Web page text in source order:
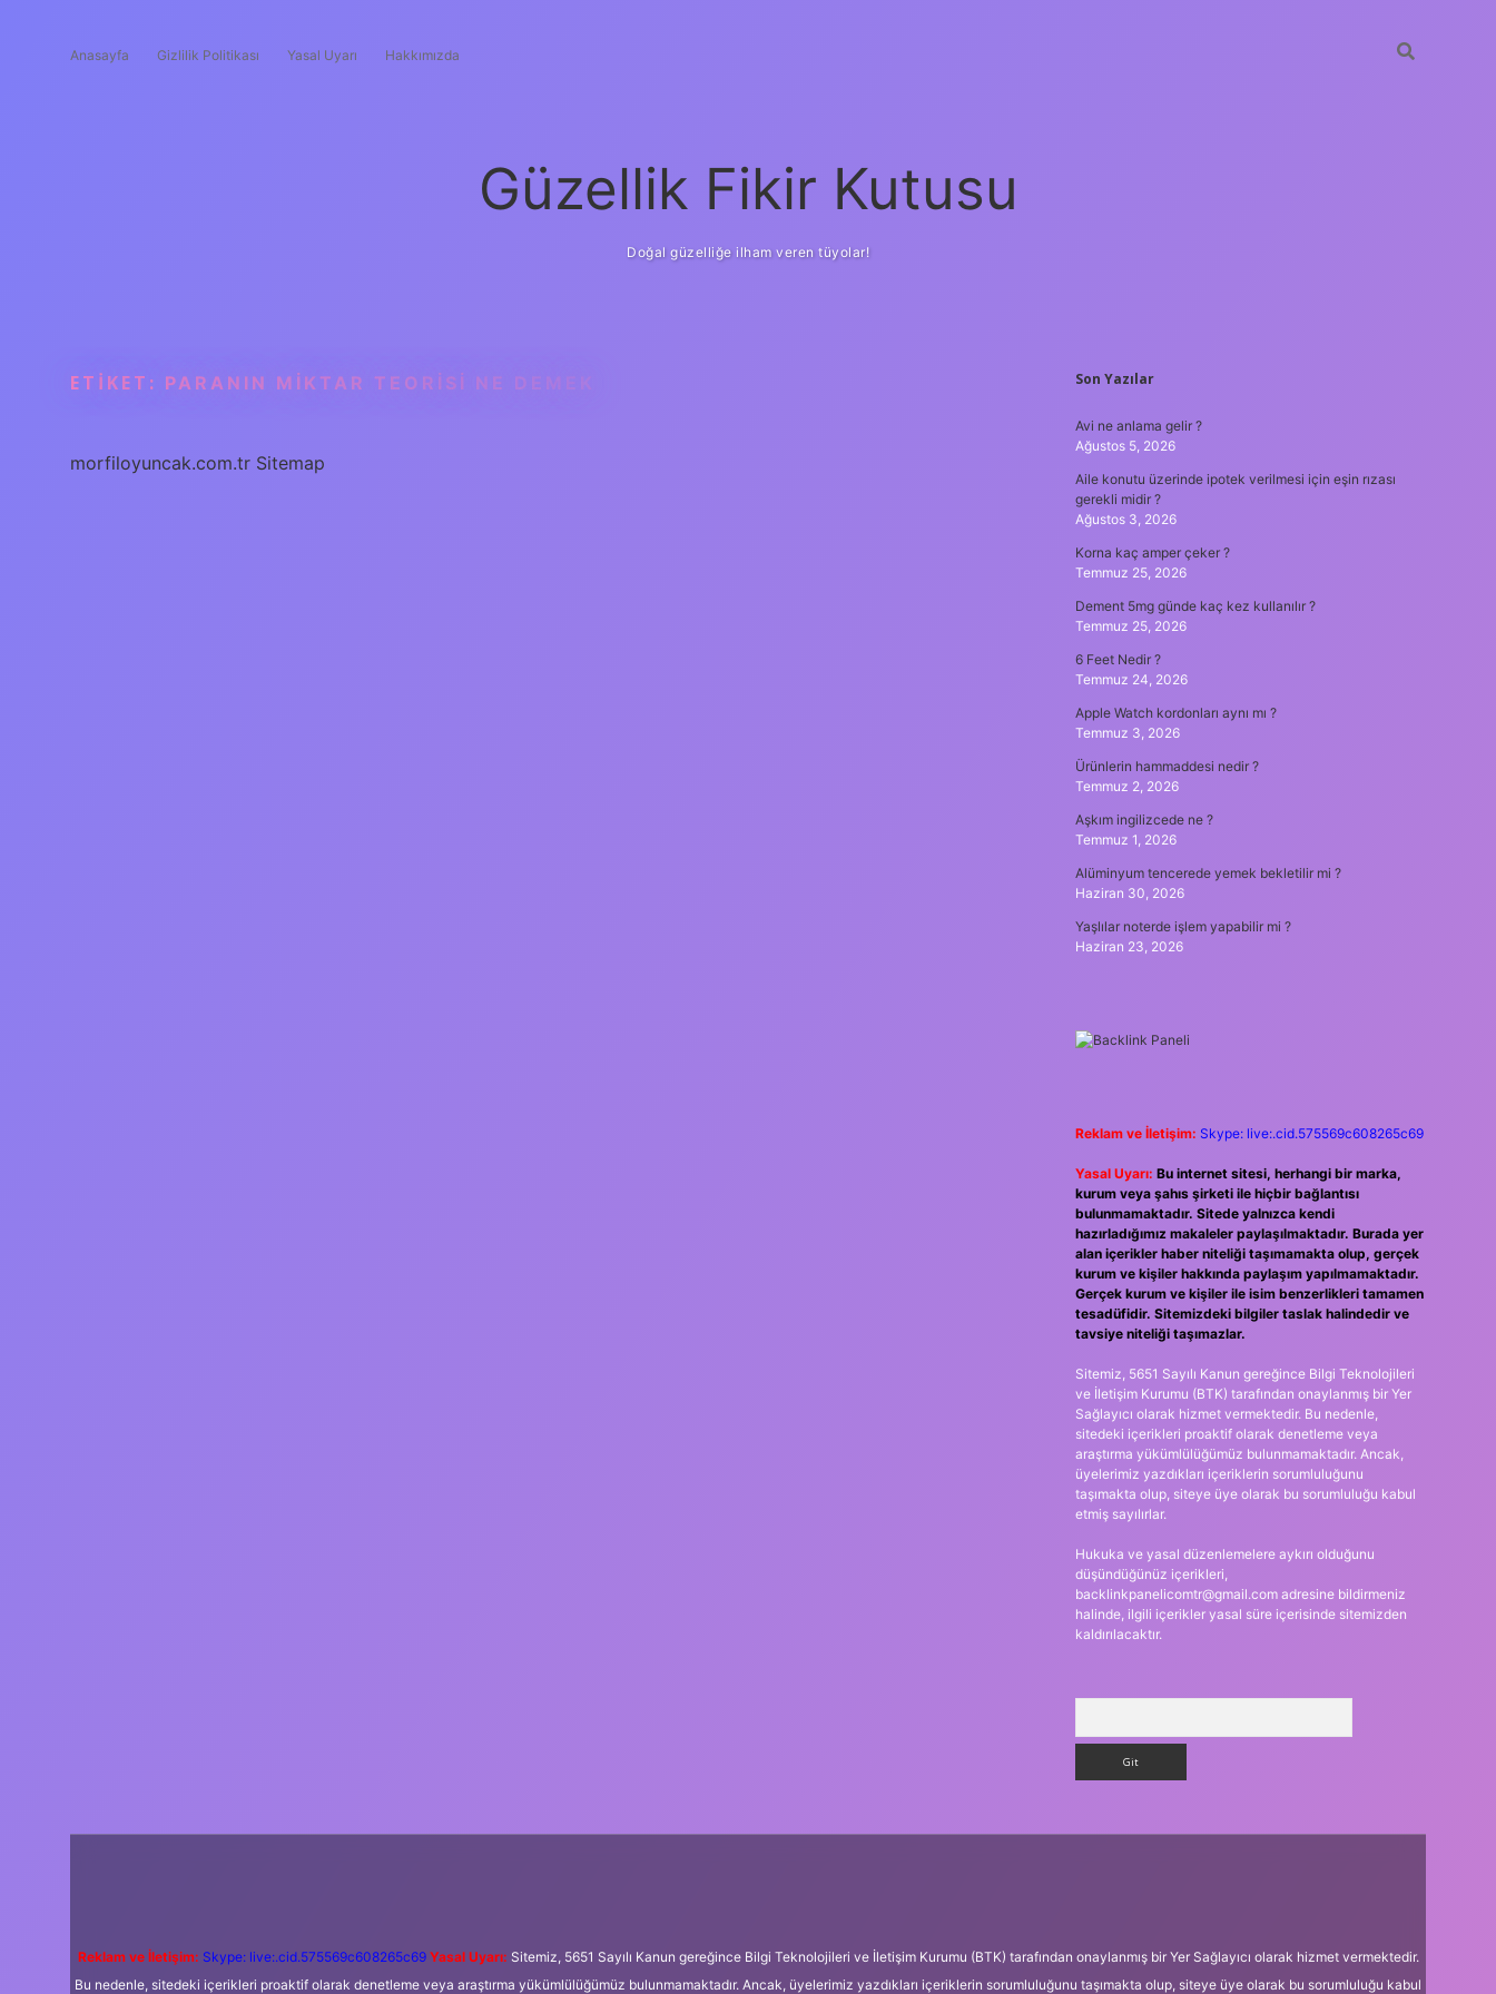
Anasayfa Gizlilik Politikası Yasal Uyarı Hakkımızda
Güzellik Fikir Kutusu
Doğal güzelliğe ilham veren tüyolar!
ETIKET: PARANIN MIKTAR TEORISI NE DEMEK
morfiloyuncak.com.tr Sitemap
SIDEBAR
Son Yazılar
Avi ne anlama gelir ?
Ağustos 5, 2026
Aile konutu üzerinde ipotek verilmesi için eşin rızası
gerekli midir ?
Ağustos 3, 2026
Korna kaç amper çeker ?
Temmuz 25, 2026
Dement 5mg günde kaç kez kullanılır ?
Temmuz 25, 2026
6 Feet Nedir ?
Temmuz 24, 2026
Apple Watch kordonları aynı mı ?
Temmuz 3, 2026
Ürünlerin hammaddesi nedir ?
Temmuz 2, 2026
Aşkım ingilizcede ne ?
Temmuz 1, 2026
Alüminyum tencerede yemek bekletilir mi ?
Haziran 30, 2026
Yaşlılar noterde işlem yapabilir mi ?
Haziran 23, 2026
Reklam ve İletişim: Skype: live:.cid.575569c608265c69
Yasal Uyarı: Bu internet sitesi, herhangi bir marka,
kurum veya şahıs şirketi ile hiçbir bağlantısı
bulunmamaktadır. Sitede yalnızca kendi
hazırladığımız makaleler paylaşılmaktadır. Burada yer
alan içerikler haber niteliği taşımamakta olup, gerçek
kurum ve kişiler hakkında paylaşım yapılmamaktadır.
Gerçek kurum ve kişiler ile isim benzerlikleri tamamen
tesadüfidir. Sitemizdeki bilgiler taslak halindedir ve
tavsiye niteliği taşımazlar.
Sitemiz, 5651 Sayılı Kanun gereğince Bilgi Teknolojileri
ve İletişim Kurumu (BTK) tarafından onaylanmış bir Yer
Sağlayıcı olarak hizmet vermektedir. Bu nedenle,
sitedeki içerikleri proaktif olarak denetleme veya
araştırma yükümlülüğümüz bulunmamaktadır. Ancak,
üyelerimiz yazdıkları içeriklerin sorumluluğunu
taşımakta olup, siteye üye olarak bu sorumluluğu kabul
etmiş sayılırlar.
Hukuka ve yasal düzenlemelere aykırı olduğunu
düşündüğünüz içerikleri,
backlinkpanelicomtr@gmail.comadresine bildirmeniz
halinde, ilgili içerikler yasal süre içerisinde sitemizden
kaldırılacaktır.
betcivdcasino güncel giriş
Reklam ve İletişim: Skype: live:.cid.575569c608265c69 Yasal Uyarı: Sitemiz, 5651 Sayılı Kanun gereğince Bilgi Teknolojileri ve İletişim Kurumu (BTK) tarafından onaylanmış bir Yer Sağlayıcı olarak hizmet vermektedir.
Bu nedenle, sitedeki içerikleri proaktif olarak denetleme veya araştırma yükümlülüğümüz bulunmamaktadır. Ancak, üyelerimiz yazdıkları içeriklerin sorumluluğunu taşımakta olup, siteye üye olarak bu sorumluluğu kabul